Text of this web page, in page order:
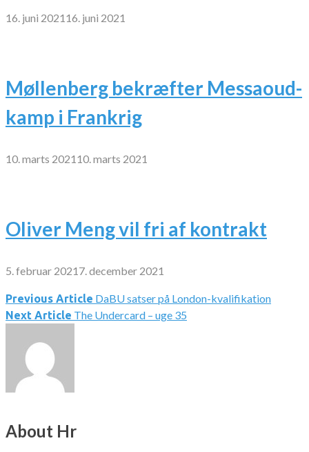
16. juni 2021 16. juni 2021
Møllenberg bekræfter Messaoud-
kamp i Frankrig
10. marts 2021 10. marts 2021
Oliver Meng vil fri af kontrakt
5. februar 2021 7. december 2021
Indlægsnavigation
Previous Article DaBU satser på London-kvalifikation
Next Article The Undercard – uge 35
About Hr